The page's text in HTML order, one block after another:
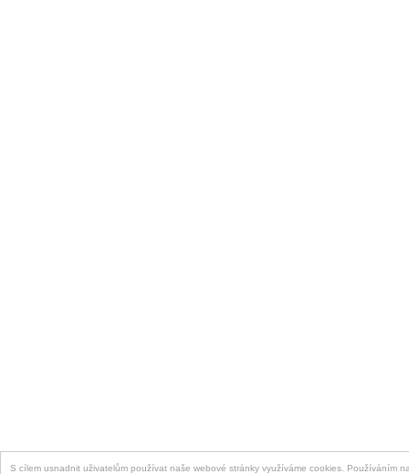
S cílem usnadnit uživatelům používat naše webové stránky využíváme cookies.